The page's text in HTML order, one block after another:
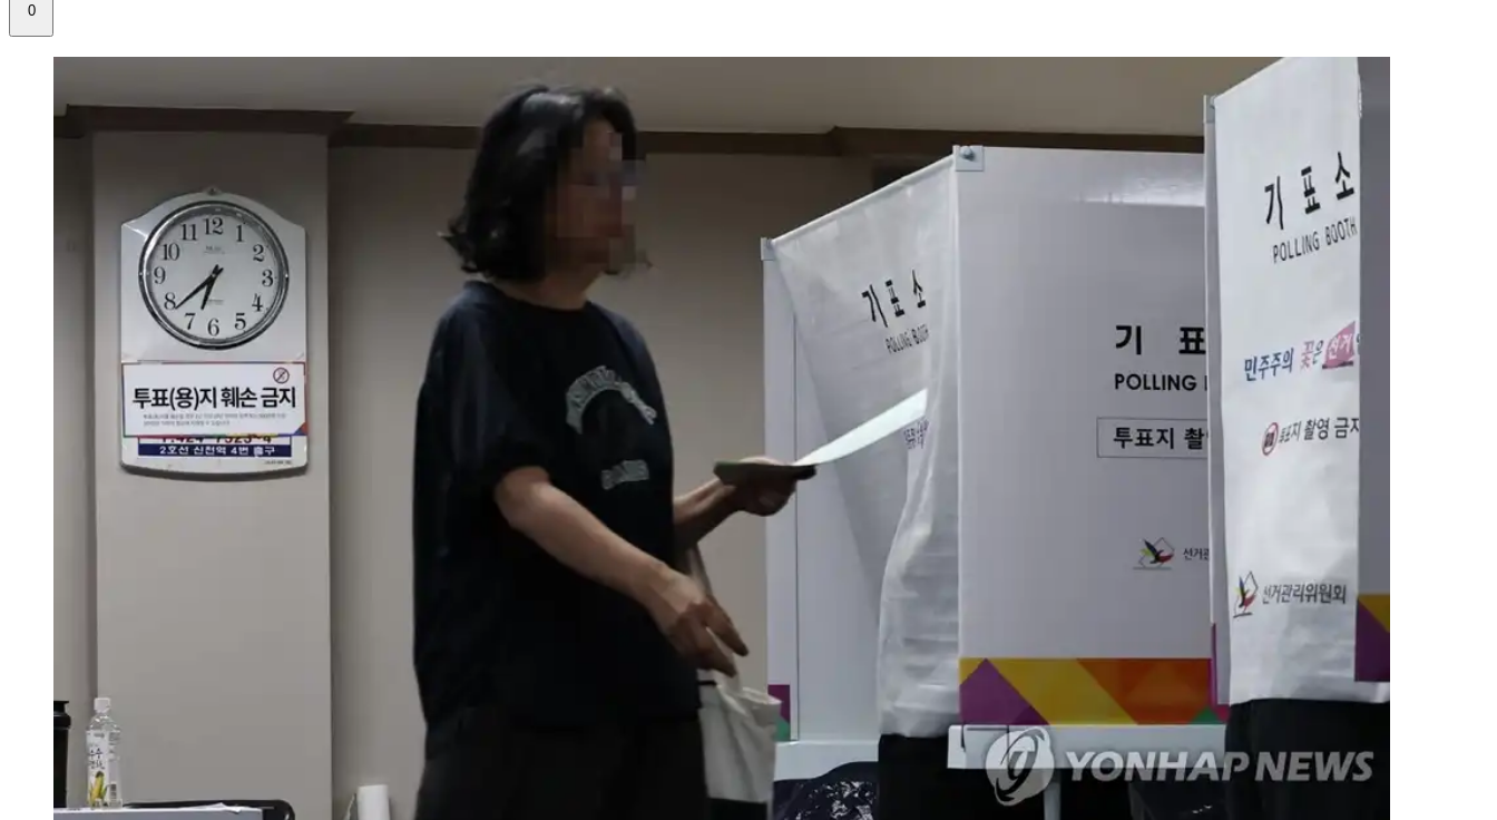
0